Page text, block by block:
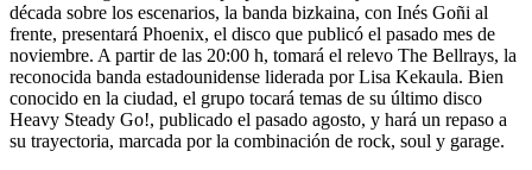
década sobre los escenarios, la banda bizkaina, con Inés Goñi al
frente, presentará Phoenix, el disco que publicó el pasado mes de
noviembre. A partir de las 20:00 h, tomará el relevo The Bellrays, la
reconocida banda estadounidense liderada por Lisa Kekaula. Bien
conocido en la ciudad, el grupo tocará temas de su último disco
Heavy Steady Go!, publicado el pasado agosto, y hará un repaso a
su trayectoria, marcada por la combinación de rock, soul y garage.